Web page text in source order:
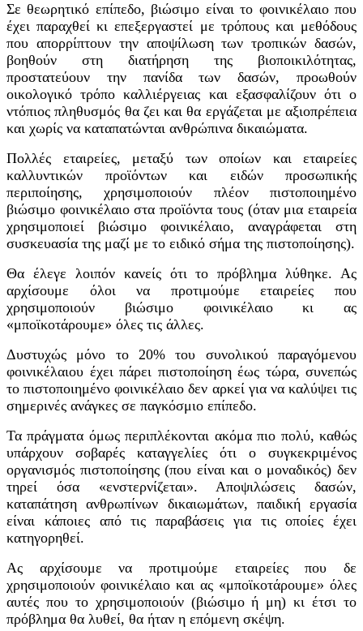
Σε θεωρητικό επίπεδο, βιώσιμο είναι το φοινικέλαιο που
έχει παραχθεί κι επεξεργαστεί με τρόπους και μεθόδους
που απορρίπτουν την αποψίλωση των τροπικών δασών,
βοηθούν στη διατήρηση της βιοποικιλότητας,
προστατεύουν την πανίδα των δασών, προωθούν
οικολογικό τρόπο καλλιέργειας και εξασφαλίζουν ότι ο
ντόπιος πληθυσμός θα ζει και θα εργάζεται με αξιοπρέπεια
και χωρίς να καταπατώνται ανθρώπινα δικαιώματα.
Πολλές εταιρείες, μεταξύ των οποίων και εταιρείες
καλλυντικών προϊόντων και ειδών προσωπικής
περιποίησης, χρησιμοποιούν πλέον πιστοποιημένο
βιώσιμο φοινικέλαιο στα προϊόντα τους (όταν μια εταιρεία
χρησιμοποιεί βιώσιμο φοινικέλαιο, αναγράφεται στη
συσκευασία της μαζί με το ειδικό σήμα της πιστοποίησης).
Θα έλεγε λοιπόν κανείς ότι το πρόβλημα λύθηκε. Ας
αρχίσουμε όλοι να προτιμούμε εταιρείες που
χρησιμοποιούν βιώσιμο φοινικέλαιο κι ας
«μποϊκοτάρουμε» όλες τις άλλες.
Δυστυχώς μόνο το 20% του συνολικού παραγόμενου
φοινικέλαιου έχει πάρει πιστοποίηση έως τώρα, συνεπώς
το πιστοποιημένο φοινικέλαιο δεν αρκεί για να καλύψει τις
σημερινές ανάγκες σε παγκόσμιο επίπεδο.
Τα πράγματα όμως περιπλέκονται ακόμα πιο πολύ, καθώς
υπάρχουν σοβαρές καταγγελίες ότι ο συγκεκριμένος
οργανισμός πιστοποίησης (που είναι και ο μοναδικός) δεν
τηρεί όσα «ενστερνίζεται». Αποψιλώσεις δασών,
καταπάτηση ανθρωπίνων δικαιωμάτων, παιδική εργασία
είναι κάποιες από τις παραβάσεις για τις οποίες έχει
κατηγορηθεί.
Ας αρχίσουμε να προτιμούμε εταιρείες που δε
χρησιμοποιούν φοινικέλαιο και ας «μποϊκοτάρουμε» όλες
αυτές που το χρησιμοποιούν (βιώσιμο ή μη) κι έτσι το
πρόβλημα θα λυθεί, θα ήταν η επόμενη σκέψη.